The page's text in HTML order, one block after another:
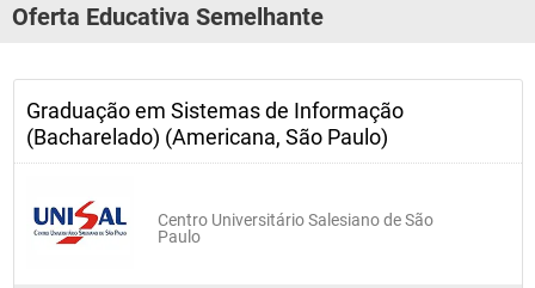
Oferta Educativa Semelhante
Graduação em Sistemas de Informação
(Bacharelado) (Americana, São Paulo)
Centro Universitário Salesiano de São
Paulo